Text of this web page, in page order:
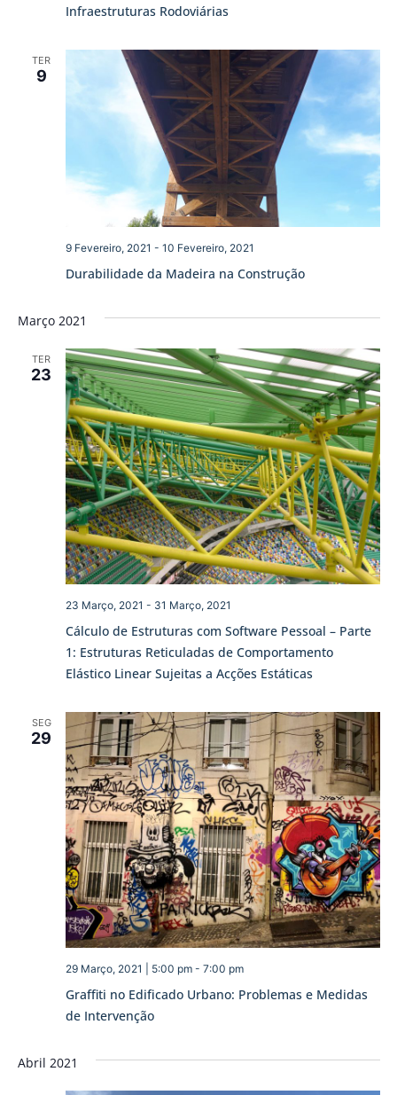
Infraestruturas Rodoviárias
TER
9
Durabilidade da Madeira na Construção
9 Fevereiro, 2021 - 10 Fevereiro, 2021
Março 2021
TER
23
Cálculo de Estruturas com Software Pessoal – Parte
1: Estruturas Reticuladas de Comportamento
Elástico Linear Sujeitas a Acções Estáticas
23 Março, 2021 - 31 Março, 2021
SEG
29
Graffiti no Edificado Urbano: Problemas e Medidas
de Intervenção
29 Março, 2021 | 5:00 pm- 7:00 pm
Abril 2021